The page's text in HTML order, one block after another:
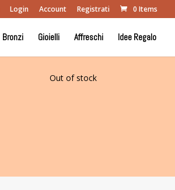
Login Account Registrati 0 Items
Bronzi Gioielli Affreschi Idee Regalo
Out of stock